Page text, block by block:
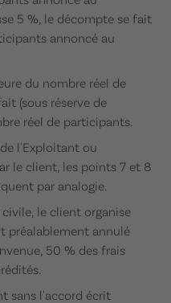
5 %, le décompte se fait
annoncé au
du nombre réel de
(sous réserve de
réel de participants.
l'Exploitant ou
le client, les points 7 et 8
par analogie.
le client organise
préalablement annulé
50 % des frais
sans l'accord écrit